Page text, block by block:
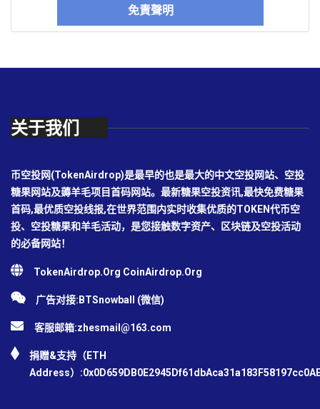
免責聲明
关于我们
币空投网(TokenAirdrop)是最早的也是最大的中文空投网站、空投
糖果网站及薅羊毛项目首码网站。最新糖果空投资讯,最快免费糖果
首码,最优质空投线报,在世界范围内实时收集优质的TOKEN代币空
投、空投糖果和羊毛活动，是您接触数字资产、区块链及空投活动
的必备网站！
TokenAirdrop.Org CoinAirdrop.Org
广告对接:BTSnowball (微信)
客服邮箱:zhesmail@163.com
捐赠&支持（ETH
Address）